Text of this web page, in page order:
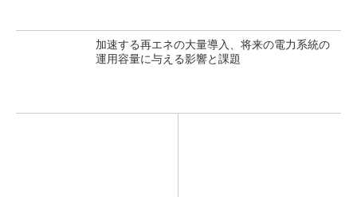
加速する再エネの大量導入、将来の電力系統の
運用容量に与える影響と課題